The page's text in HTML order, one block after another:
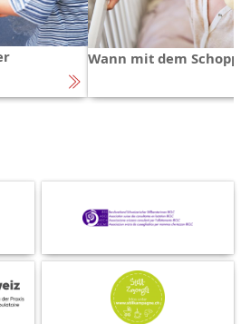
Wann mit dem